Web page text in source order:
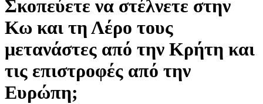
Σκοπεύετε να στέλνετε στην
Κω και τη Λέρο τους
μετανάστες από την Κρήτη και
τις επιστροφές από την
Ευρώπη;